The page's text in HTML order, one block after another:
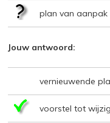
plan van aanpak
Jouw antwoord:
vernieuwende
voorstel tot